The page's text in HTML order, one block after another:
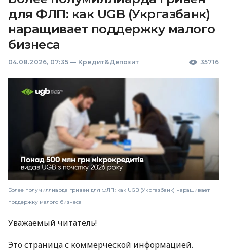
для ФЛП: как UGB (Укргазбанк)
наращивает поддержку малого
бизнеса
04.08.2026, 07:35 — Кредит&Депозит 35716
Более полумиллиарда гривен для ФЛП: как UGB (Укргазбанк) наращивает
поддержку малого бизнеса
Уважаемый читатель!
Это страница с коммерческой информацией.